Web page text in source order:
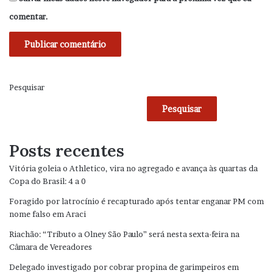
comentar.
Pesquisar
Pesquisar
Posts recentes
Vitória goleia o Athletico, vira no agregado e avança às quartas da
Copa do Brasil: 4 a 0
Foragido por latrocínio é recapturado após tentar enganar PM com
nome falso em Araci
Riachão: “Tributo a Olney São Paulo” será nesta sexta-feira na
Câmara de Vereadores
Delegado investigado por cobrar propina de garimpeiros em